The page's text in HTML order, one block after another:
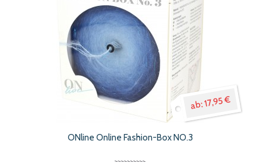
17,95 €
ONline Online Fashion-Box NO.3